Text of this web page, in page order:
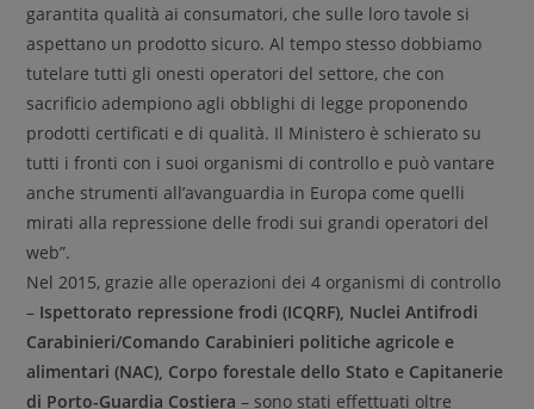
garantita qualità ai consumatori, che sulle loro tavole si
aspettano un prodotto sicuro. Al tempo stesso dobbiamo
tutelare tutti gli onesti operatori del settore, che con
sacrificio adempiono agli obblighi di legge proponendo
prodotti certificati e di qualità. Il Ministero è schierato su
tutti i fronti con i suoi organismi di controllo e può vantare
anche strumenti all’avanguardia in Europa come quelli
mirati alla repressione delle frodi sui grandi operatori del
web”.
Nel 2015, grazie alle operazioni dei 4 organismi di controllo
– Ispettorato repressione frodi (ICQRF), Nuclei Antifrodi
Carabinieri/Comando Carabinieri politiche agricole e
alimentari (NAC), Corpo forestale dello Stato e Capitanerie
di Porto-Guardia Costiera – sono stati effettuati oltre